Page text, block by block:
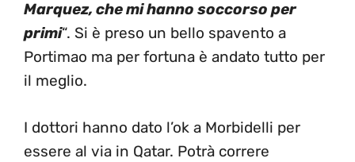
Marquez, che mi hanno soccorso per
primi“. Si è preso un bello spavento a
Portimao ma per fortuna è andato tutto per
il meglio.
I dottori hanno dato l’ok a Morbidelli per
essere al via in Qatar. Potrà correre